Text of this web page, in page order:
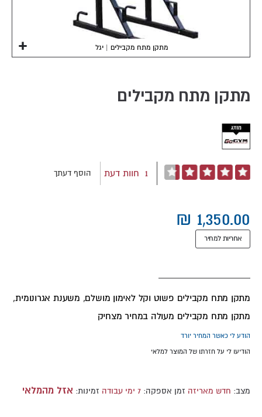
מתקן מתח מקבילים | יגל
beginning
the
images
gallery
מתקן מתח מקבילים
דירוג: 1 חוות דעת הוסף דעתך
אחריות למחיר
מתקן מתח מקבילים פשוט וקל לאימון מושלם, משענת אגרונומית,
מתקן מתח מקבילים מעולה במחיר מצחיק
הודע לי כאשר המחיר יורד
הודיעו לי על חזרתו של המוצר למלאי
מצב: חדש מאריזה זמן אספקה: 7 ימי עבודה זמינות: אזל מהמלאי